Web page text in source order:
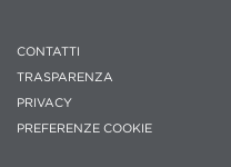
CONTATTI
TRASPARENZA
PRIVACY
PREFERENZE COOKIE